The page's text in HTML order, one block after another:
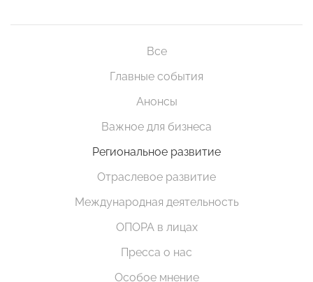
Все
Главные события
Анонсы
Важное для бизнеса
Региональное развитие
Отраслевое развитие
Международная деятельность
ОПОРА в лицах
Пресса о нас
Особое мнение